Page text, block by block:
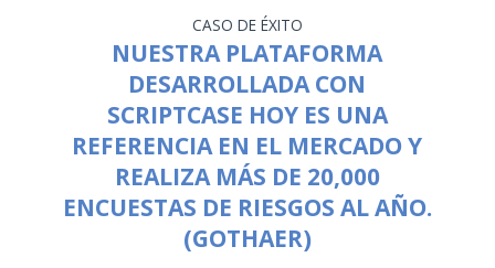
CASO DE ÉXITO
NUESTRA PLATAFORMA
DESARROLLADA CON
SCRIPTCASE HOY ES UNA
REFERENCIA EN EL MERCADO Y
REALIZA MÁS DE 20,000
ENCUESTAS DE RIESGOS AL AÑO.
(GOTHAER)